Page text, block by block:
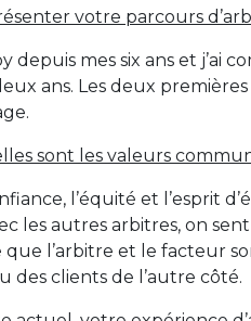
votre parcours
depuis mes six ans et j’ai
ans. Les deux
sont les valeurs
l’équité et l’esprit
les autres arbitres, on
que l’arbitre et le facteur
des clients de l’autre côté.